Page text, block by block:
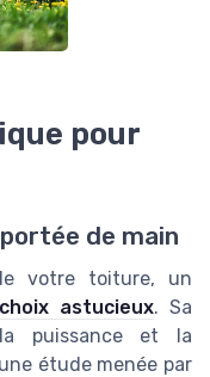
pour
de main
votre toiture, un
choix astucieux. Sa
puissance et la
étude menée par